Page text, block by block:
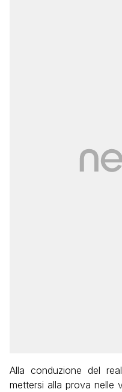
Alla conduzione del
mettersi alla prova nelle